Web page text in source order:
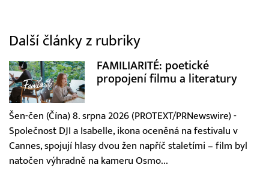
Další články z rubriky
FAMILIARITÉ: poetické
propojení filmu a literatury
Šen-čen (Čína) 8. srpna 2026 (PROTEXT/PRNewswire) -
Společnost DJI a Isabelle, ikona oceněná na festivalu v
Cannes, spojují hlasy dvou žen napříč staletími – film byl
natočen výhradně na kameru Osmo...